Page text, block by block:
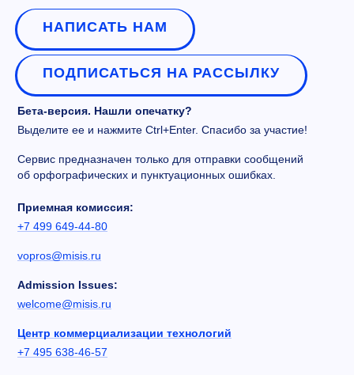
НАПИСАТЬ НАМ
ПОДПИСАТЬСЯ НА РАССЫЛКУ
Бета-версия. Нашли опечатку?
Выделите ее и нажмите Ctrl+Enter. Спасибо за участие!
Сервис предназначен только для отправки сообщений
об орфографических и пунктуационных ошибках.
Приемная комиссия:
+7 499 649-44-80
vopros@misis.ru
Admission Issues:
welcome@misis.ru
Центр коммерциализации технологий
+7 495 638-46-57